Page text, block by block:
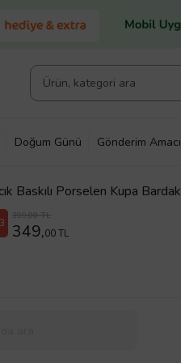
Doğum Günü Gönderim Amacı
Baskılı Porselen Kupa Bardak
399,00 TL
349,00 TL